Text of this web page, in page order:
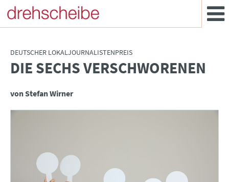
DEUTSCHER LOKALJOURNALISTENPREIS
:DIE SECHS VERSCHWORENEN
von Stefan Wirner